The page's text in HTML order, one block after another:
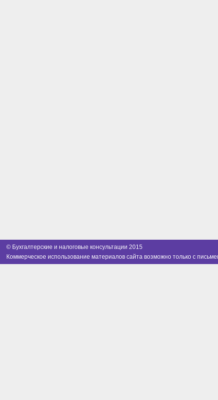
© Бухгалтерские и налоговые консультации 2015
Коммерческое использование материалов сайта возможно только с